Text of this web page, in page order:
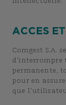
ACCES
Comgest S.A.
d’interrompre
permanente,
pour en
que